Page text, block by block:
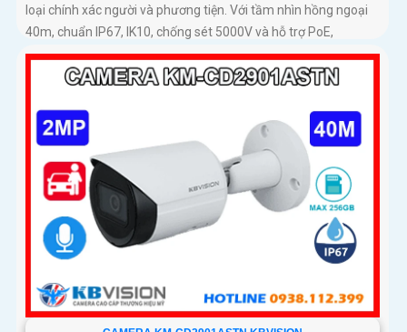
loại chính xác người và phương tiện. Với tầm nhìn hồng ngoại
40m, chuẩn IP67, IK10, chống sét 5000V và hỗ trợ PoE,
camera hoạt động ổn định trong mọi điều kiện môi trường